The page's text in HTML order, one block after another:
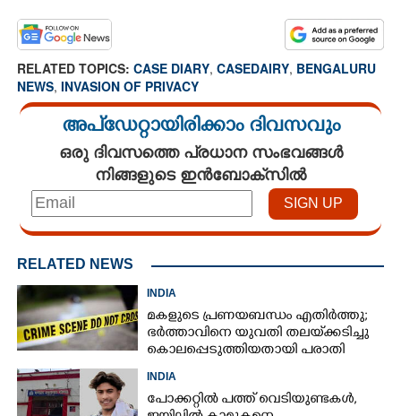
RELATED TOPICS: CASE DIARY, CASEDAIRY, BENGALURU
NEWS, INVASION OF PRIVACY
അപ്ഡേറ്റായിരിക്കാം ദിവസവും
ഒരു ദിവസത്തെ പ്രധാന സംഭവങ്ങൾ
നിങ്ങളുടെ ഇൻബോക്സിൽ
RELATED NEWS
INDIA
മകളുടെ പ്രണയബന്ധം എതിർത്തു;
ഭർത്താവിനെ യുവതി തലയ്‌ക്കടിച്ചു
കൊലപ്പെടുത്തിയതായി പരാതി
INDIA
പോക്കറ്റിൽ പത്ത് വെടിയുണ്ടകൾ,​